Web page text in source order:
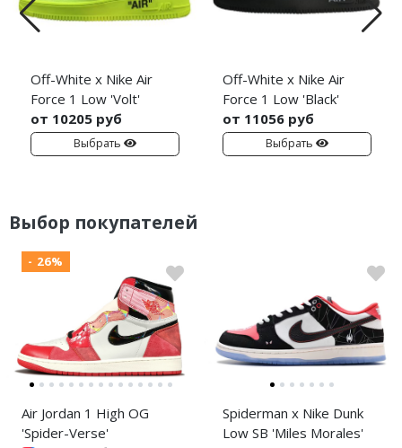
Off-White x Nike Air
Force 1 Low 'Volt'
от 10205 руб
Выбрать
Off-White x Nike Air
Force 1 Low 'Black'
от 11056 руб
Выбрать
Выбор покупателей
- 26%
Air Jordan 1 High OG
'Spider-Verse'
Spiderman x Nike Dunk
Low SB 'Miles Morales'